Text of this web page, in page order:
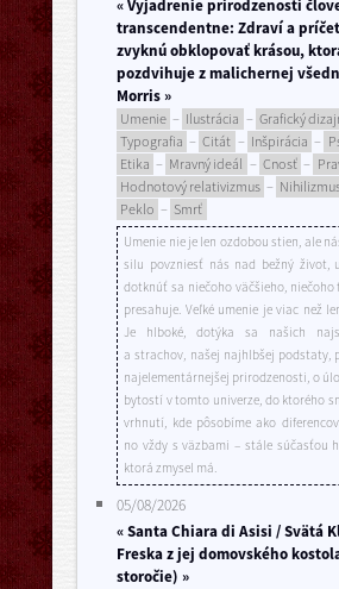
« Vyjadrenie prirodzenosti
transcendentne: Zdraví a
zvyknú obklopovať krásou,
pozdvihuje z malichernej
Morris »
Umenie – Ilustrácia – Grafický
Typografia – Citát – Inšpirácia –
Etika – Mravný ideál – Cnosť –
Hodnotový relativizmus –
Peklo – Smrť
Umenie nie je len ozdobou stien, ale
silu povzniesť nás nad bežný život,
dotknúť sa niečoho väčšieho, niečoho
presahuje. Veľké umenie je viac než
Je hlboké, dotýka sa našich
a strachov, našej najhlbšej podstaty,
najelementárnejšej prirodzenosti, o
bytostí v tomto univerze, do ktorého
vrhnutí, kde pôsobíme ako
no vždy s väzbami – stále súčasťou
ktorá zmysel má.
05/08/2026
« Santa Chiara di Asisi / Svätá
Freska z jej domovského
storočie) »